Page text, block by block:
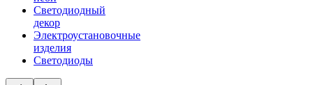
Светодиодный
декор
Электроустановочные
изделия
Светодиоды